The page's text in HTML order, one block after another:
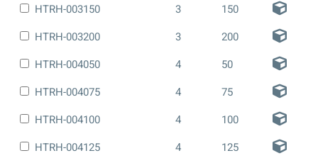
HTRH-003150
3
150
HTRH-003200
3
200
HTRH-004050
4
50
HTRH-004075
4
75
HTRH-004100
4
100
HTRH-004125
4 125